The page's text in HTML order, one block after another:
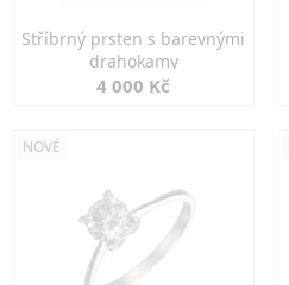
Stříbrný prsten s barevnými
drahokamy
4 000 Kč
NOVÉ